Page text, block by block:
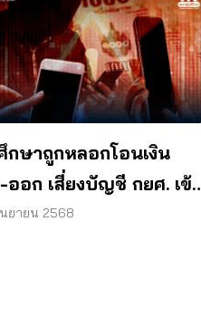
กษาถูกหลอกโอนเงิน
-ออก เสี่ยงบัญชี กยศ. เข้า
บัญชีม้า
ยายน 2568